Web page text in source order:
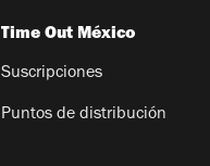
Time Out México
Suscripciones
Puntos de distribución